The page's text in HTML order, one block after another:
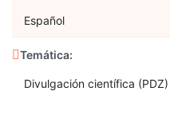
Español
Temática:
Divulgación científica (PDZ)